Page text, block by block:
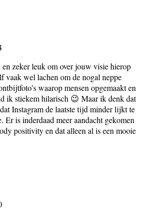
zeker leuk om over jouw visie hierop
vaak wel lachen om de nogal neppe
waarop mensen opgemaakt en
ik stiekem hilarisch 😉 Maar ik denk dat
Instagram de laatste tijd minder lijkt te
Er is inderdaad meer aandacht gekomen
positivity en dat alleen al is een mooie